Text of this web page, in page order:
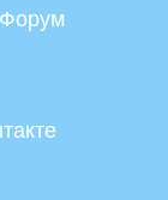
Форум